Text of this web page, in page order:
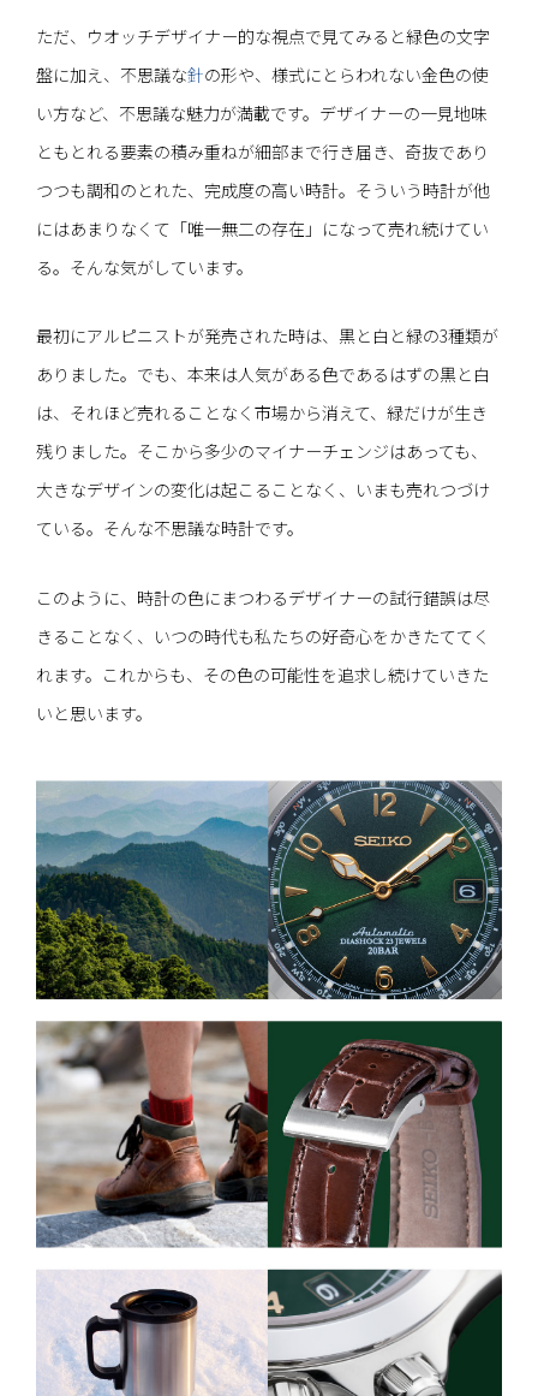
ただ、ウオッチデザイナー的な視点で見てみると緑色の文字
盤に加え、不思議な針の形や、様式にとらわれない金色の使
い方など、不思議な魅力が満載です。デザイナーの一見地味
ともとれる要素の積み重ねが細部まで行き届き、奇抜であり
つつも調和のとれた、完成度の高い時計。そういう時計が他
にはあまりなくて「唯一無二の存在」になって売れ続けてい
る。そんな気がしています。
最初にアルピニストが発売された時は、黒と白と緑の3種類が
ありました。でも、本来は人気がある色であるはずの黒と白
は、それほど売れることなく市場から消えて、緑だけが生き
残りました。そこから多少のマイナーチェンジはあっても、
大きなデザインの変化は起こることなく、いまも売れつづけ
ている。そんな不思議な時計です。
このように、時計の色にまつわるデザイナーの試行錯誤は尽
きることなく、いつの時代も私たちの好奇心をかきたててく
れます。これからも、その色の可能性を追求し続けていきた
いと思います。